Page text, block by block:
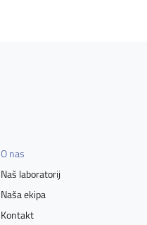
O nas
Naš laboratorij
Naša ekipa
Kontakt